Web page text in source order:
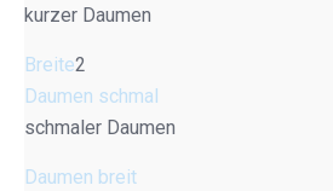
kurzer Daumen
Breite2
Daumen schmal
schmaler Daumen
Daumen breit